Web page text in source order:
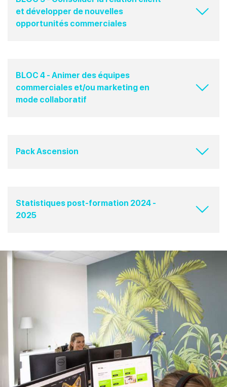
et développer de nouvelles
opportunités commerciales​
BLOC 4 - Animer des équipes
commerciales et/ou marketing en
mode collaboratif​
Pack Ascension
Statistiques post-formation 2024 -
2025